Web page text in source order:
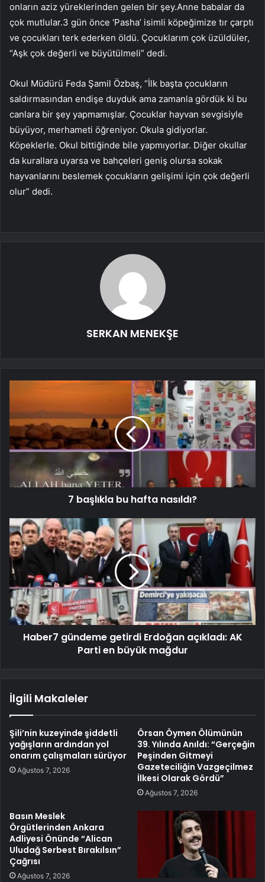
onların aziz yüreklerinden gelen bir şey.Anne babalar da
çok mutlular.3 gün önce ‘Pasha’ isimli köpeğimize tır çarptı
ve çocukları terk ederken öldü. Çocuklarım çok üzüldüler,
“Aşk çok değerli ve büyütülmeli” dedi.
Okul Müdürü Feda Şamil Özbaş, “İlk başta çocukların
saldırmasından endişe duyduk ama zamanla gördük ki bu
canlara bir şey yapmamışlar. Çocuklar hayvan sevgisiyle
büyüyor, merhameti öğreniyor. Okula gidiyorlar.
Köpeklerle. Okul bittiğinde bile yapmıyorlar. Diğer okullar
da kurallara uyarsa ve bahçeleri geniş olursa sokak
hayvanlarını beslemek çocukların gelişimi için çok değerli
olur” dedi.
SERKAN MENEKŞE
7 başlıkla bu hafta nasıldı?
Haber7 gündeme getirdi Erdoğan açıkladı: AK
Parti en büyük mağdur
İlgili Makaleler
Şili’nin kuzeyinde şiddetli
yağışların ardından yol
onarım çalışmaları sürüyor
Ağustos 7, 2026
Örsan Öymen Ölümünün
39. Yılında Anıldı: “Gerçeğin
Peşinden Gitmeyi
Gazeteciliğin Vazgeçilmez
İlkesi Olarak Gördü”
Ağustos 7, 2026
Basın Meslek
Örgütlerinden Ankara
Adliyesi Önünde “Alican
Uludağ Serbest Bırakılsın”
Çağrısı
Ağustos 7, 2026